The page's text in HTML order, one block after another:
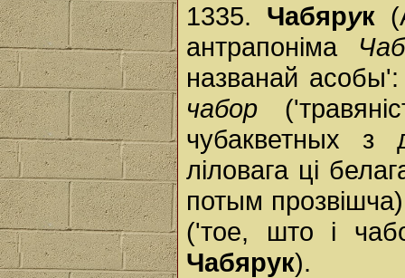
1335. Чабярук
антрапоніма
названай
чабор
чубакветных з
ліловага ці
потым
('тое, што і
Чабярук).